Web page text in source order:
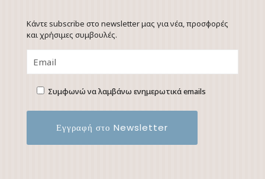
Κάντε subscribe στο newsletter μας για νέα, προσφορές
και χρήσιμες συμβουλές.
Συμφωνώ να λαμβάνω ενημερωτικά emails